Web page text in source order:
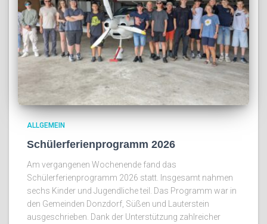
ALLGEMEIN
Schülerferienprogramm 2026
Am vergangenen Wochenende fand das
Schülerferienprogramm 2026 statt. Insgesamt nahmen
sechs Kinder und Jugendliche teil. Das Programm war in
den Gemeinden Donzdorf, Süßen und Lauterstein
ausgeschrieben. Dank der Unterstützung zahlreicher